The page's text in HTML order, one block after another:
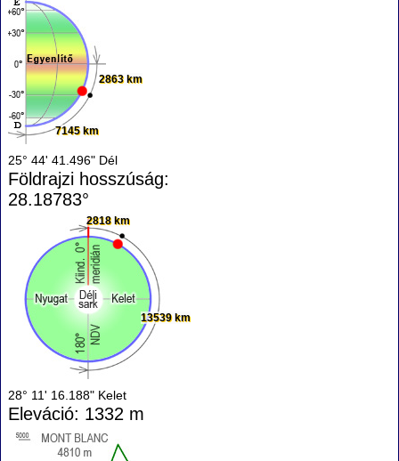
7145 km
2863 km
25° 44' 41.496" Dél
Földrajzi hosszúság:
28.18783°
2818 km
13539 km
28° 11' 16.188" Kelet
Eleváció: 1332 m